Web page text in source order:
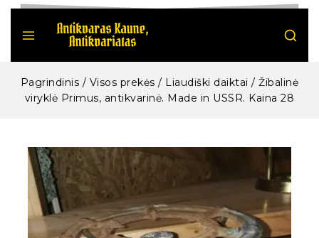
Pagrindinis / Visos prekės / Liaudiški daiktai / Žibalinė
viryklė Primus, antikvarinė. Made in USSR. Kaina 28